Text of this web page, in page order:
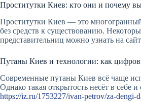
Проститутки Киев: кто они и почему
Проститутки Киев — это многогранный
без средств к существованию.
представительниц можно узнать на
Путаны Киев и технологии: как
Современные путаны Киев всё чаще
Однако такая открытость несёт в
https://iz.ru/1753227/ivan-petrov/za-